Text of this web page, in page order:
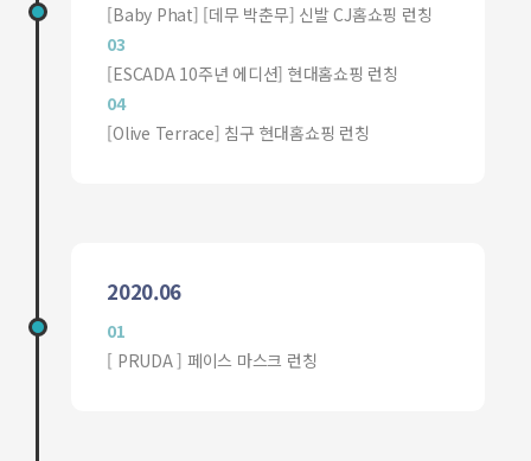
[Baby Phat] [데무 박춘무] 신발 CJ홈쇼핑 런칭
03
[ESCADA 10주년 에디션] 현대홈쇼핑 런칭
04
[Olive Terrace] 침구 현대홈쇼핑 런칭
2020.06
01
[ PRUDA ] 페이스 마스크 런칭